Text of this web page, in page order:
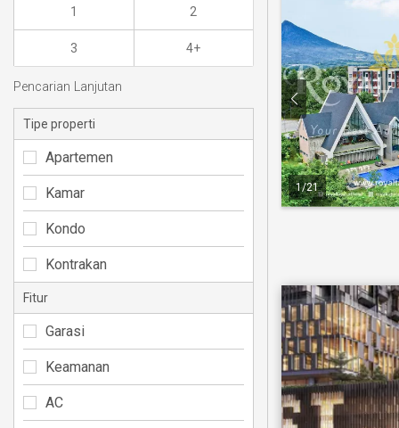
1/21
1 2
3 4+
Pencarian Lanjutan
Tipe properti
Apartemen
Kamar
Kondo
Kontrakan
Fitur
Garasi
Keamanan
AC